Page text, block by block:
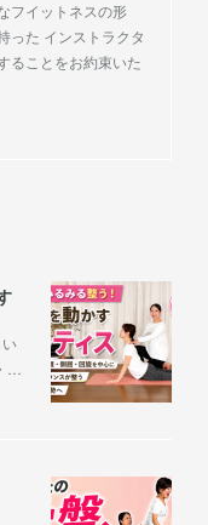
フイットネスの形
った インストラクタ
ることをお約束いた
…